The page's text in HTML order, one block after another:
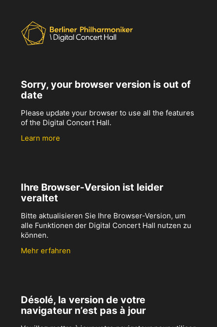
Sorry, your browser version is out of
date
Please update your browser to use all the features
of the Digital Concert Hall.
Learn more
Ihre Browser-Version ist leider
veraltet
Bitte aktualisieren Sie Ihre Browser-Version, um
alle Funktionen der Digital Concert Hall nutzen zu
können.
Mehr erfahren
Désolé, la version de votre
navigateur n’est pas à jour